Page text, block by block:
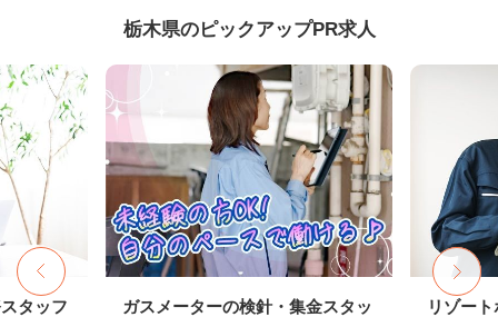
栃木県のピックアップPR求人
タッフ
ガスメーターの検針・集金スタッ
リゾー